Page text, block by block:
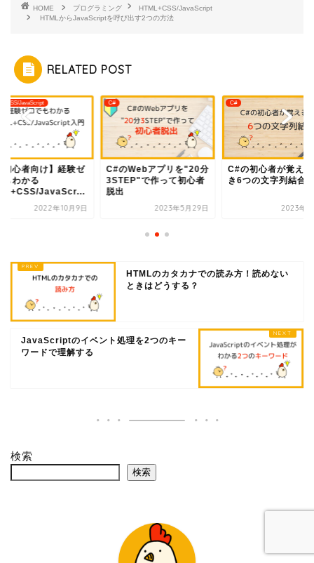
HOME プログラミング
HTML+CSS/JavaScript
HTMLからJavaScriptを呼び出す2つの方法
RELATED POST
JavaScript
初心者向け】経験ゼ
もわかる
JavaScr...
2022年10月9日
C#
C#のWebアプリを"20分
3STEP"で作って初心者
脱出
2023年5月29日
C#
C#の初心者が覚え
き6つの文字列結合
2023年5
HTMLのカタカナでの読み方！読めない
ときはどうする？
JavaScriptのイベント処理を2つのキー
ワードで理解する
検索
検索